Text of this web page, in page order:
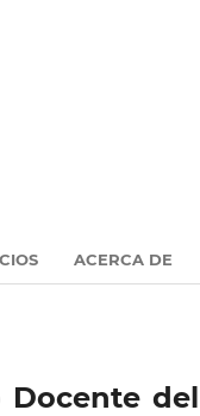
ACERCA DE
Docente del